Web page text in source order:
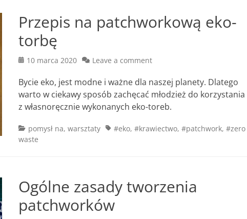
Przepis na patchworkową eko-
torbę
Posted
10 marca 2020 Leave a comment
Bycie eko, jest modne i ważne dla naszej planety. Dlatego
warto w ciekawy sposób zachęcać młodzież do korzystania
z własnoręcznie wykonanych eko-toreb.
Categories
pomysł na, warsztaty Tags#eko, #krawiectwo, #patchwork, #zero
waste
Ogólne zasady tworzenia
patchworków